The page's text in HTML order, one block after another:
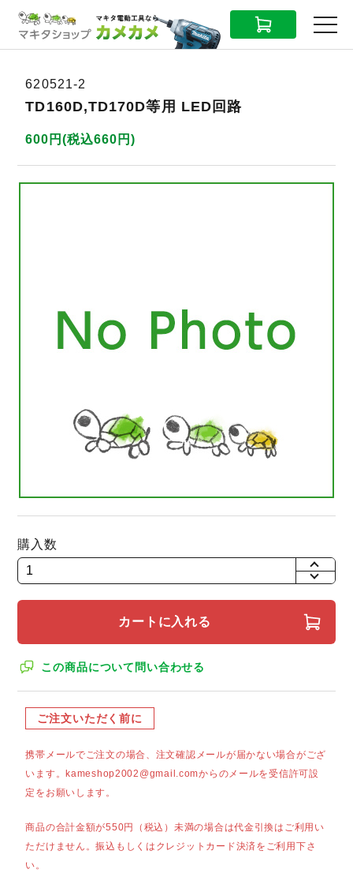
CART MENU
620521-2
TD160D,TD170D等用 LED回路
600円(税込660円)
購入数
+
カートに入れる
この商品について問い合わせる
ご注文いただく前に
携帯メールでご注文の場合、注文確認メールが届かない場合がござ
います。kameshop2002@gmail.comからのメールを受信許可設
定をお願いします。
商品の合計金額が550円（税込）未満の場合は代金引換はご利用い
ただけません。振込もしくはクレジットカード決済をご利用下さ
い。